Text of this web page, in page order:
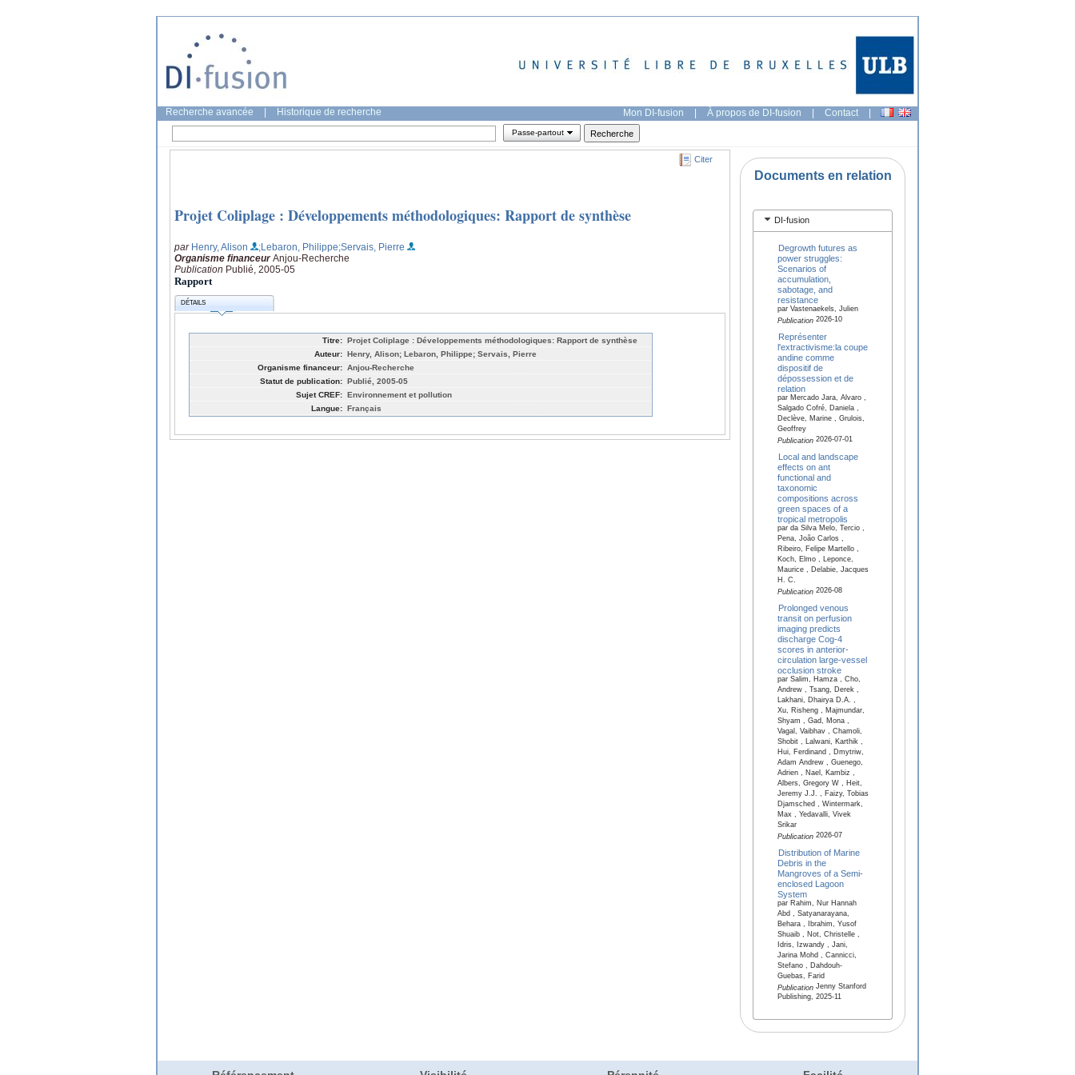
Recherche avancée Historique de recherche Mon DI-fusion | À propos de DI-fusion | Contact |
Passe-partout
Citer
Projet Coliplage : Développements méthodologiques: Rapport de synthèse
par Henry, Alison ;Lebaron, Philippe;Servais, Pierre
Organisme financeur Anjou-Recherche
Publication Publié, 2005-05
Rapport
DÉTAILS
Titre: Projet Coliplage : Développements méthodologiques: Rapport de synthèse
Auteur: Henry, Alison; Lebaron, Philippe; Servais, Pierre
Organisme financeur: Anjou-Recherche
Statut de publication: Publié, 2005-05
Sujet CREF: Environnement et pollution
Langue: Français
Documents en relation
DI-fusion
Degrowth futures as
power struggles:
Scenarios of
accumulation,
sabotage, and
resistance
par Vastenaekels, Julien
Publication2026-10
Représenter
l'extractivisme:la coupe
andine comme
dispositif de
dépossession et de
relation
par Mercado Jara, Alvaro ,
Salgado Cofré, Daniela ,
Declève, Marine , Grulois,
Geoffrey
Publication2026-07-01
Local and landscape
effects on ant
functional and
taxonomic
compositions across
green spaces of a
tropical metropolis
par da Silva Melo, Tercio ,
Pena, João Carlos ,
Ribeiro, Felipe Martello ,
Koch, Elmo , Leponce,
Maurice , Delabie, Jacques
H. C.
Publication2026-08
Prolonged venous
transit on perfusion
imaging predicts
discharge Cog-4
scores in anterior-
circulation large-vessel
occlusion stroke
par Salim, Hamza , Cho,
Andrew , Tsang, Derek ,
Lakhani, Dhairya D.A. ,
Xu, Risheng , Majmundar,
Shyam , Gad, Mona ,
Vagal, Vaibhav , Chamoli,
Shobit , Lalwani, Karthik ,
Hui, Ferdinand , Dmytriw,
Adam Andrew , Guenego,
Adrien , Nael, Kambiz ,
Albers, Gregory W , Heit,
Jeremy J.J. , Faizy, Tobias
Djamsched , Wintermark,
Max , Yedavalli, Vivek
Srikar
Publication2026-07
Distribution of Marine
Debris in the
Mangroves of a Semi-
enclosed Lagoon
System
par Rahim, Nur Hannah
Abd , Satyanarayana,
Behara , Ibrahim, Yusof
Shuaib , Not, Christelle ,
Idris, Izwandy , Jani,
Jarina Mohd , Cannicci,
Stefano , Dahdouh-
Guebas, Farid
PublicationJenny Stanford
Publishing, 2025-11